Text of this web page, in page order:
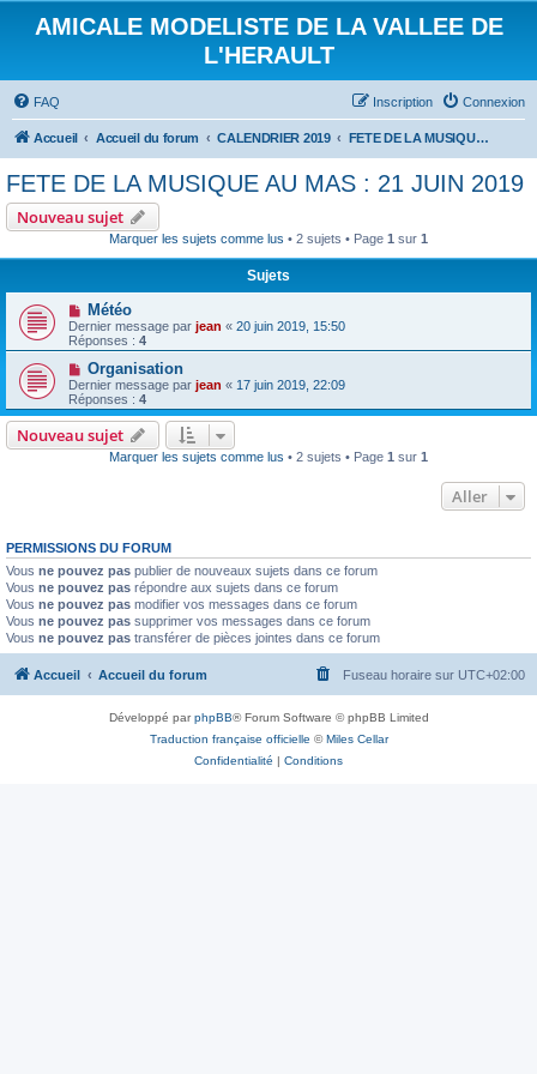
AMICALE MODELISTE DE LA VALLEE DE
L'HERAULT
FAQ Connexion
Inscription
Accueil Accueil du forum CALENDRIER 2019 FETE DE LA MUSIQUE AU MAS : 21 JUIN 2019
FETE DE LA MUSIQUE AU MAS : 21 JUIN 2019
Nouveau sujet
Marquer les sujets comme lus • 2 sujets • Page 1 sur 1
Sujets
Météo
Dernier message par jean « 20 juin 2019, 15:50
Réponses : 4
Organisation
Dernier message par jean « 17 juin 2019, 22:09
Réponses : 4
Nouveau sujet
Marquer les sujets comme lus • 2 sujets • Page 1 sur 1
Aller
PERMISSIONS DU FORUM
Vous ne pouvez pas publier de nouveaux sujets dans ce forum
Vous ne pouvez pas répondre aux sujets dans ce forum
Vous ne pouvez pas modifier vos messages dans ce forum
Vous ne pouvez pas supprimer vos messages dans ce forum
Vous ne pouvez pas transférer de pièces jointes dans ce forum
Accueil Accueil du forum Fuseau horaire sur UTC+02:00
Développé parphpBB® Forum Software © phpBB Limited
Traduction française officielle ©Miles Cellar
Confidentialité | Conditions